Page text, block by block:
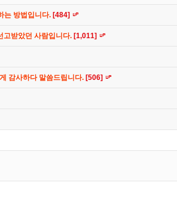
는 방법입니다. [484]
고받았던 사람입니다. [1,011]
감사하다 말씀드립니다. [506]